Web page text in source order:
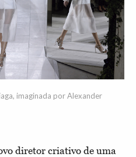
imaginada por Alexander
diretor criativo de uma